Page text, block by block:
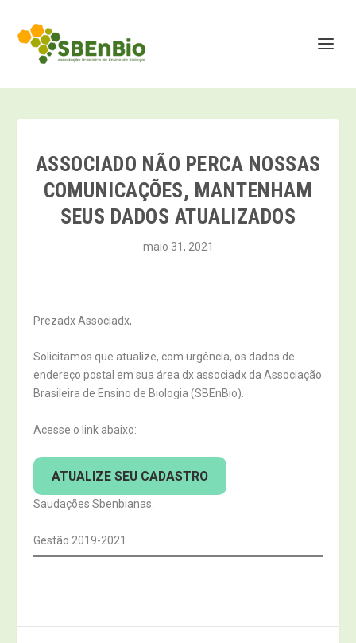
ASSOCIADO NÃO PERCA NOSSAS
COMUNICAÇÕES, MANTENHAM
SEUS DADOS ATUALIZADOS
maio 31, 2021
Prezadx Associadx,
Solicitamos que atualize, com urgência, os dados de
endereço postal em sua área dx associadx da Associação
Brasileira de Ensino de Biologia (SBEnBio).
Acesse o link abaixo:
ATUALIZE SEU CADASTRO
Saudações Sbenbianas.
Gestão 2019-2021